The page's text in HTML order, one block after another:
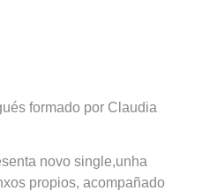
formado por Claudia
novo single,unha
propios, acompañado